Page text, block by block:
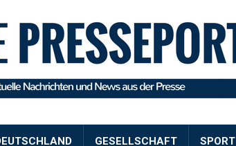
GESELLSCHAFT SPORT